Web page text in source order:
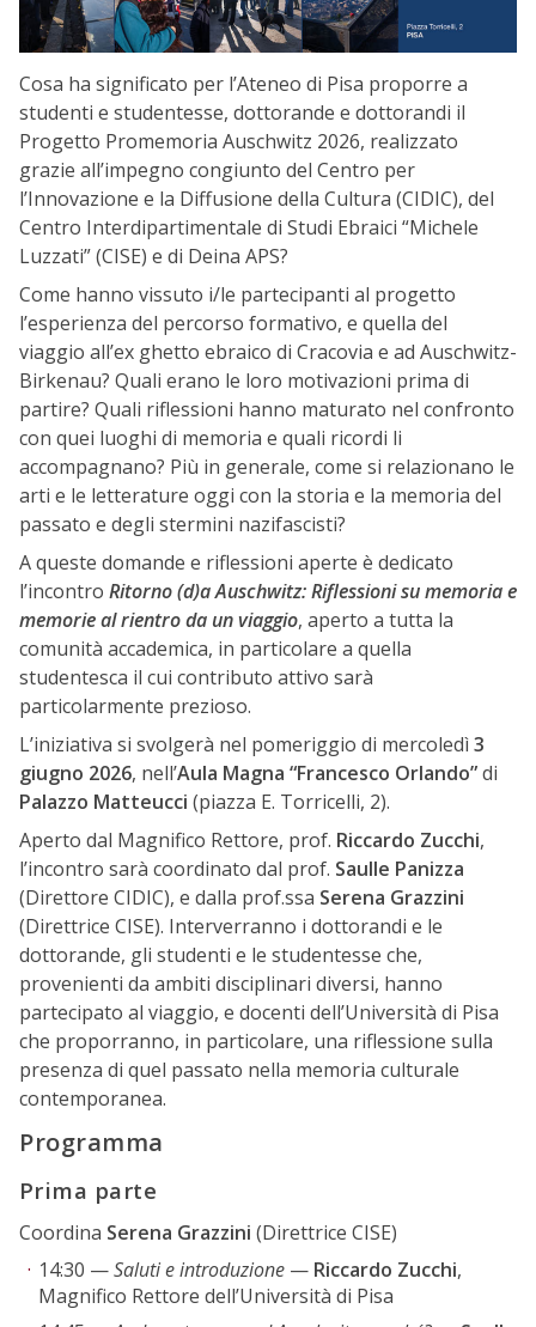
Cosa ha significato per l’Ateneo di Pisa proporre a
studenti e studentesse, dottorande e dottorandi il
Progetto Promemoria Auschwitz 2026, realizzato
grazie all’impegno congiunto del Centro per
l’Innovazione e la Diffusione della Cultura (CIDIC), del
Centro Interdipartimentale di Studi Ebraici “Michele
Luzzati” (CISE) e di Deina APS?
Come hanno vissuto i/le partecipanti al progetto
l’esperienza del percorso formativo, e quella del
viaggio all’ex ghetto ebraico di Cracovia e ad Auschwitz-
Birkenau? Quali erano le loro motivazioni prima di
partire? Quali riflessioni hanno maturato nel confronto
con quei luoghi di memoria e quali ricordi li
accompagnano? Più in generale, come si relazionano le
arti e le letterature oggi con la storia e la memoria del
passato e degli stermini nazifascisti?
A queste domande e riflessioni aperte è dedicato
l’incontro Ritorno (d)a Auschwitz: Riflessioni su memoria e
memorie al rientro da un viaggio, aperto a tutta la
comunità accademica, in particolare a quella
studentesca il cui contributo attivo sarà
particolarmente prezioso.
L’iniziativa si svolgerà nel pomeriggio di mercoledì3
giugno 2026, nell’Aula Magna “Francesco Orlando”di
Palazzo Matteucci (piazza E. Torricelli, 2).
Aperto dal Magnifico Rettore, prof. Riccardo Zucchi,
l’incontro sarà coordinato dal prof. Saulle Panizza
(Direttore CIDIC), e dalla prof.ssa Serena Grazzini
(Direttrice CISE). Interverranno i dottorandi e le
dottorande, gli studenti e le studentesse che,
provenienti da ambiti disciplinari diversi, hanno
partecipato al viaggio, e docenti dell’Università di Pisa
che proporranno, in particolare, una riflessione sulla
presenza di quel passato nella memoria culturale
contemporanea.
Programma
Prima parte
Coordina Serena Grazzini (Direttrice CISE)
14:30 —Saluti e introduzione — Riccardo Zucchi,
Magnifico Rettore dell’Università di Pisa